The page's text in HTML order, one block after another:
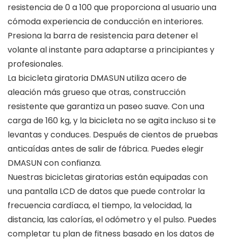
resistencia de 0 a 100 que proporciona al usuario una
cómoda experiencia de conducción en interiores.
Presiona la barra de resistencia para detener el
volante al instante para adaptarse a principiantes y
profesionales.
La bicicleta giratoria DMASUN utiliza acero de
aleación más grueso que otras, construcción
resistente que garantiza un paseo suave. Con una
carga de 160 kg, y la bicicleta no se agita incluso si te
levantas y conduces. Después de cientos de pruebas
anticaídas antes de salir de fábrica. Puedes elegir
DMASUN con confianza.
Nuestras bicicletas giratorias están equipadas con
una pantalla LCD de datos que puede controlar la
frecuencia cardíaca, el tiempo, la velocidad, la
distancia, las calorías, el odómetro y el pulso. Puedes
completar tu plan de fitness basado en los datos de